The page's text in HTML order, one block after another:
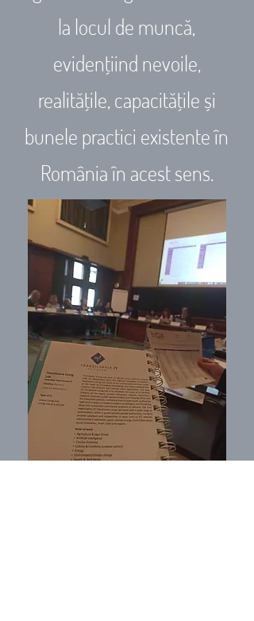
la locul de muncă,
evidențiind nevoile,
realitățile, capacitățile și
bunele practici existente în
România în acest sens.